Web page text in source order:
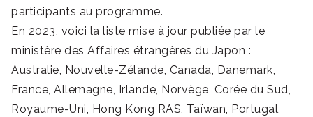
participants au programme.
En 2023, voici la liste mise à jour publiée par le
ministère des Affaires étrangères du Japon :
Australie, Nouvelle-Zélande, Canada, Danemark,
France, Allemagne, Irlande, Norvège, Corée du Sud,
Royaume-Uni, Hong Kong RAS, Taïwan, Portugal,